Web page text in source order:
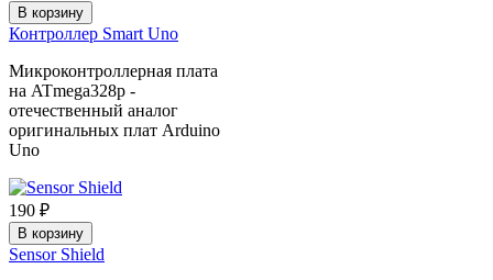
В корзину
Контроллер Smart Uno
Микроконтроллерная плата
на ATmega328p -
отечественный аналог
оригинальных плат Arduino
Uno
190 ₽
В корзину
Sensor Shield